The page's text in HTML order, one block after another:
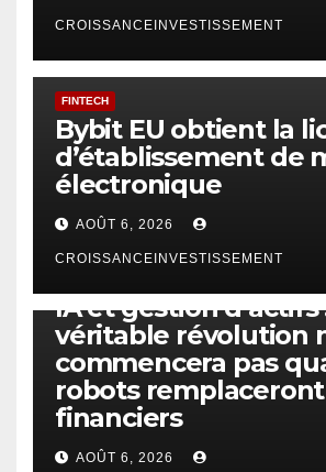
CROISSANCEINVESTISSEMENT
FINTECH
Bybit EU obtient la
d’établissement de
électronique
AOÛT 6, 2026
CROISSANCEINVESTISSEMENT
IA et gestion d’actifs
véritable révolution
commencera pas
robots
financiers
AOÛT 6, 2026